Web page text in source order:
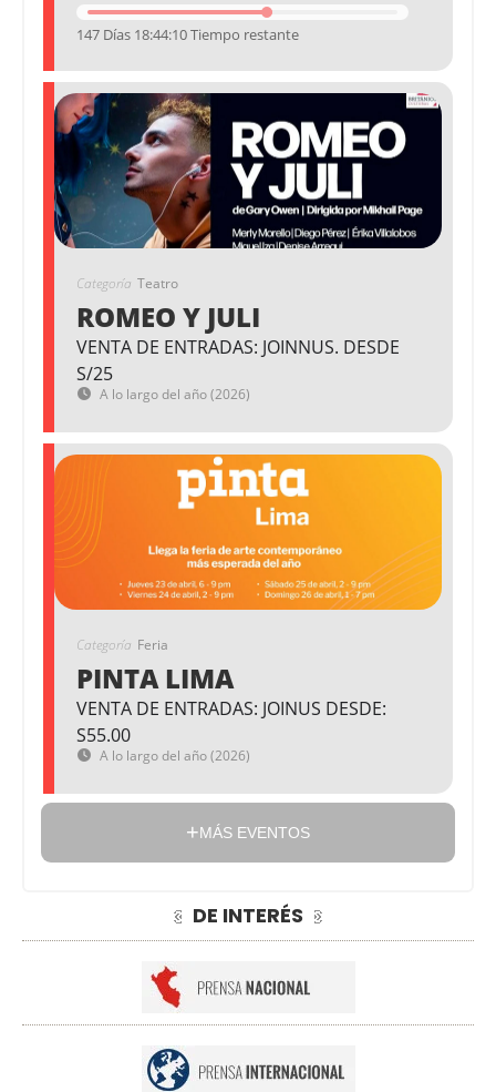
147 Días 18:44:10 Tiempo restante
Categoría Teatro
ROMEO Y JULI
VENTA DE ENTRADAS: JOINNUS. DESDE
S/25
A lo largo del año (2026)
Categoría Feria
PINTA LIMA
VENTA DE ENTRADAS: JOINUS DESDE:
S55.00
A lo largo del año (2026)
MÁS EVENTOS
DE INTERÉS